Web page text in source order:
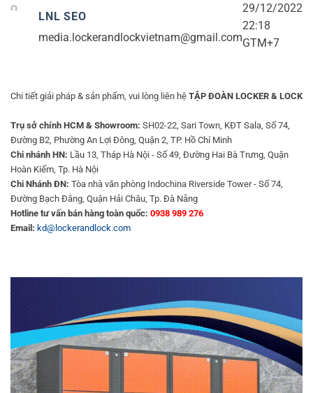
LNL SEO
media.lockerandlockvietnam@gmail.com
29/12/2022
22:18
GTM+7
Chi tiết giải pháp & sản phẩm, vui lòng liên hệ TẬP ĐOÀN LOCKER & LOCK
Trụ sở chính HCM & Showroom: SH02-22, Sari Town, KĐT Sala, Số 74,
Đường B2, Phường An Lợi Đông, Quận 2, TP. Hồ Chí Minh
Chi nhánh HN: Lầu 13, Tháp Hà Nội - Số 49, Đường Hai Bà Trưng, Quận
Hoàn Kiếm, Tp. Hà Nội
Chi Nhánh ĐN: Tòa nhà văn phòng Indochina Riverside Tower - Số 74,
Đường Bạch Đằng, Quận Hải Châu, Tp. Đà Nẵng
Hotline tư vấn bán hàng toàn quốc: 0938 989 276
Email: kd@lockerandlock.com